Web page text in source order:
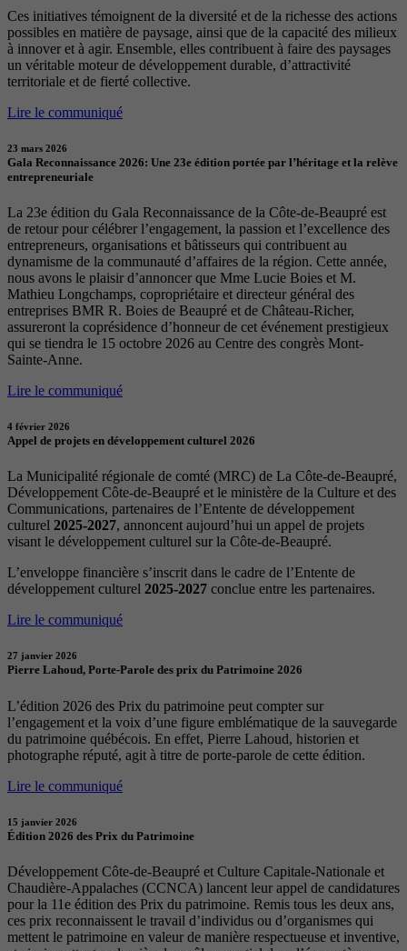
Ces initiatives témoignent de la diversité et de la richesse des actions
possibles en matière de paysage, ainsi que de la capacité des milieux
à innover et à agir. Ensemble, elles contribuent à faire des paysages
un véritable moteur de développement durable, d’attractivité
territoriale et de fierté collective.
Lire le communiqué
23 mars 2026
Gala Reconnaissance 2026: Une 23e édition portée par l’héritage et la relève
entrepreneuriale
La 23e édition du Gala Reconnaissance de la Côte-de-Beaupré est
de retour pour célébrer l’engagement, la passion et l’excellence des
entrepreneurs, organisations et bâtisseurs qui contribuent au
dynamisme de la communauté d’affaires de la région. Cette année,
nous avons le plaisir d’annoncer que Mme Lucie Boies et M.
Mathieu Longchamps, copropriétaire et directeur général des
entreprises BMR R. Boies de Beaupré et de Château-Richer,
assureront la coprésidence d’honneur de cet événement prestigieux
qui se tiendra le 15 octobre 2026 au Centre des congrès Mont-
Sainte-Anne.
Lire le communiqué
4 février 2026
Appel de projets en développement culturel 2026
La Municipalité régionale de comté (MRC) de La Côte-de-Beaupré,
Développement Côte-de-Beaupré et le ministère de la Culture et des
Communications, partenaires de l’Entente de développement
culturel 2025-2027, annoncent aujourd’hui un appel de projets
visant le développement culturel sur la Côte-de-Beaupré.
L’enveloppe financière s’inscrit dans le cadre de l’Entente de
développement culturel 2025-2027 conclue entre les partenaires.
Lire le communiqué
27 janvier 2026
Pierre Lahoud, Porte-Parole des prix du Patrimoine 2026
L’édition 2026 des Prix du patrimoine peut compter sur
l’engagement et la voix d’une figure emblématique de la sauvegarde
du patrimoine québécois. En effet, Pierre Lahoud, historien et
photographe réputé, agit à titre de porte-parole de cette édition.
Lire le communiqué
15 janvier 2026
Édition 2026 des Prix du Patrimoine
Développement Côte-de-Beaupré et Culture Capitale-Nationale et
Chaudière-Appalaches (CCNCA) lancent leur appel de candidatures
pour la 11e édition des Prix du patrimoine. Remis tous les deux ans,
ces prix reconnaissent le travail d’individus ou d’organismes qui
mettent le patrimoine en valeur de manière respectueuse et inventive,